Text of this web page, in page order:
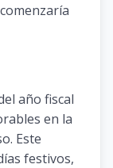
año fiscal
en la
Este
festivos,